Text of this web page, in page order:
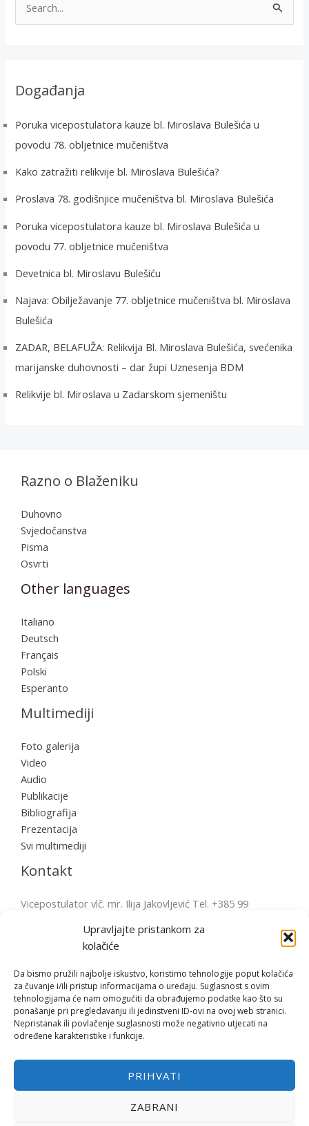
Upravljajte pristankom za
kolačiće
Da bismo pružili najbolje iskustvo, koristimo tehnologije poput kolačića
za čuvanje i/ili pristup informacijama o uređaju. Suglasnost s ovim
tehnologijama će nam omogućiti da obrađujemo podatke kao što su
ponašanje pri pregledavanju ili jedinstveni ID-ovi na ovoj web stranici.
Nepristanak ili povlačenje suglasnosti može negativno utjecati na
određene karakteristike i funkcije.
PRIHVATI
ZABRANI
:Događanja
Poruka vicepostulatora kauze bl. Miroslava Bulešića u
povodu 78. obljetnice mučeništva
Kako zatražiti relikvije bl. Miroslava Bulešića?
Proslava 78. godišnjice mučeništva bl. Miroslava Bulešića
Poruka vicepostulatora kauze bl. Miroslava Bulešića u
povodu 77. obljetnice mučeništva
Devetnica bl. Miroslavu Bulešiću
Najava: Obilježavanje 77. obljetnice mučeništva bl. Miroslava
Bulešića
ZADAR, BELAFUŽA: Relikvija Bl. Miroslava Bulešića, svećenika
marijanske duhovnosti – dar župi Uznesenja BDM
Relikvije bl. Miroslava u Zadarskom sjemeništu
Razno o Blaženiku
Duhovno
Svjedočanstva
Pisma
Osvrti
Other languages
Italiano
Deutsch
Français
Polski
Esperanto
Multimediji
Foto galerija
Video
Audio
Publikacije
Bibliografija
Prezentacija
Svi multimediji
Kontakt
Vicepostulator vlč. mr. Ilija Jakovljević Tel. +385 99
Fažana Župni trg 4, 52212 Fažana, Hrvatska
Copyright © | 2026 Bl. Miroslav Bulešić
Polica privatnosti